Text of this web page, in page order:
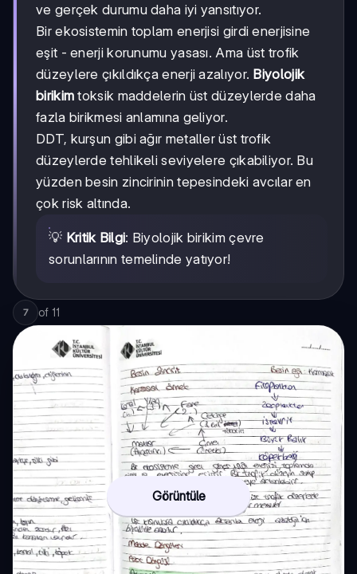
ve gerçek durumu daha iyi yansıtıyor.
Bir ekosistemin toplam enerjisi girdi enerjisine
eşit - enerji korunumu yasası. Ama üst trofik
düzeylere çıkıldıkça enerji azalıyor. Biyolojik
birikim toksik maddelerin üst düzeylerde daha
fazla birikmesi anlamına geliyor.
DDT, kurşun gibi ağır metaller üst trofik
düzeylerde tehlikeli seviyelere çıkabiliyor. Bu
yüzden besin zincirinin tepesindeki avcılar en
çok risk altında.
💡 Kritik Bilgi: Biyolojik birikim çevre
sorunlarının temelinde yatıyor!
7 of 11
Görüntüle